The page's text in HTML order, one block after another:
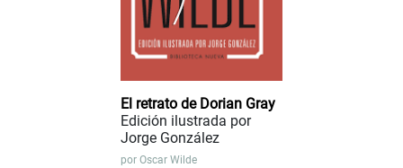
El retrato de Dorian Gray
Edición ilustrada por
Jorge González
por Oscar Wilde